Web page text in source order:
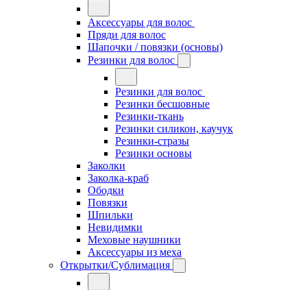
Аксессуары для волос
Пряди для волос
Шапочки / повязки (основы)
Резинки для волос
Резинки для волос
Резинки бесшовные
Резинки-ткань
Резинки силикон, каучук
Резинки-стразы
Резинки основы
Заколки
Заколка-краб
Ободки
Повязки
Шпильки
Невидимки
Меховые наушники
Аксессуары из меха
Открытки/Сублимация